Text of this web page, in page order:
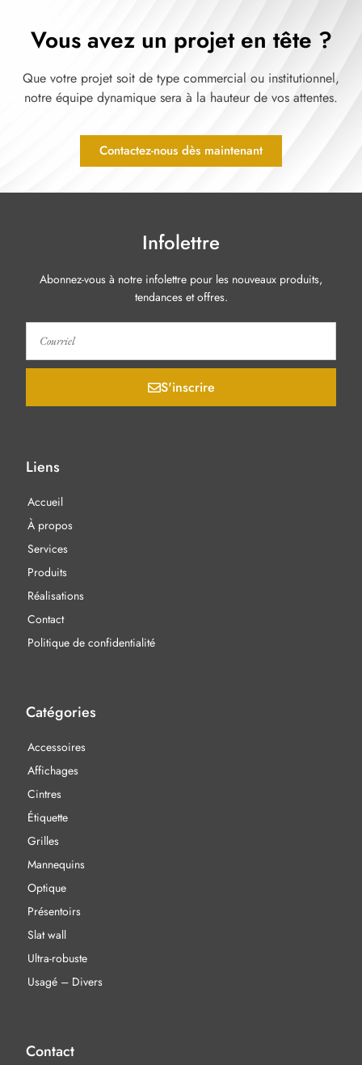
Vous avez un projet en tête ?
Que votre projet soit de type commercial ou institutionnel,
notre équipe dynamique sera à la hauteur de vos attentes.
Contactez-nous dès maintenant
Infolettre
Abonnez-vous à notre infolettre pour les nouveaux produits,
tendances et offres.
S'inscrire
Liens
Accueil
À propos
Services
Produits
Réalisations
Contact
Politique de confidentialité
Catégories
Accessoires
Affichages
Cintres
Étiquette
Grilles
Mannequins
Optique
Présentoirs
Slat wall
Ultra-robuste
Usagé – Divers
Contact